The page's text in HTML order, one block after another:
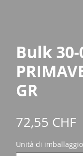
Bulk 30-
GR
72,55 CHF
Unità di imballaggio